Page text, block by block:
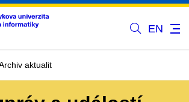
EN
aktualit